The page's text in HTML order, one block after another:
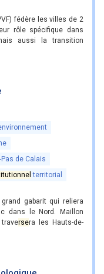
fédère les villes de 2
rôle spécifique dans
aussi la transition
Pas de Calais
territorial
gabarit qui reliera
dans le Nord. Maillon
rsera les Hauts-de-